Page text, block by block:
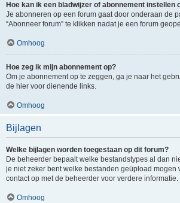
Hoe kan ik een bladwijzer of abonnement instellen
Je abonneren op een forum gaat door onderaan de
“Abonneer forum” te klikken nadat je een forum
Omhoog
Hoe zeg ik mijn abonnement op?
Om je abonnement op te zeggen, ga je naar het
de hier voor dienende links.
Omhoog
Bijlagen
Welke bijlagen worden toegestaan op dit forum?
De beheerder bepaalt welke bestandstypes al dan
je niet zeker bent welke bestanden geüpload mogen
contact op met de beheerder voor verdere informatie.
Omhoog